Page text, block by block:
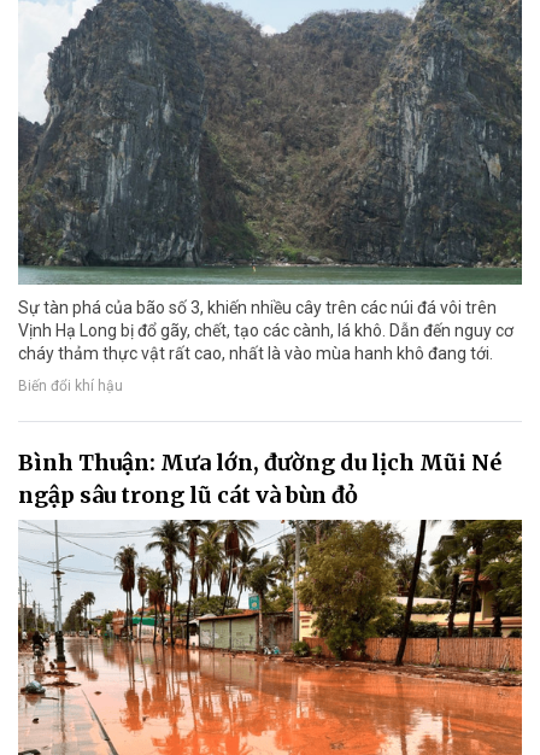
Sự tàn phá của bão số 3, khiến nhiều cây trên các núi đá vôi trên
Vịnh Hạ Long bị đổ gãy, chết, tạo các cành, lá khô. Dẫn đến nguy cơ
cháy thảm thực vật rất cao, nhất là vào mùa hanh khô đang tới.
Biến đổi khí hậu
Bình Thuận: Mưa lớn, đường du lịch Mũi Né
ngập sâu trong lũ cát và bùn đỏ